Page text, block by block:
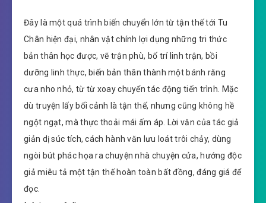
Đây là một quá trình biến chuyển lớn từ tận thế tới Tu
Chân hiện đại, nhân vật chính lợi dụng những tri thức
bản thân học được, vẽ trận phù, bố trí linh trận, bồi
dưỡng linh thực, biến bản thân thành một bánh răng
cưa nho nhỏ, từ từ xoay chuyển tác động tiến trình. Mặc
dù truyện lấy bối cảnh là tận thế, nhưng cũng không hề
ngột ngạt, mà thực thoải mái ấm áp. Lời văn của tác giả
giản dị súc tích, cách hành văn lưu loát trôi chảy, dùng
ngòi bút phác họa ra chuyện nhà chuyện cửa, hướng độc
giả miêu tả một tận thế hoàn toàn bất đồng, đáng giá để
đọc.